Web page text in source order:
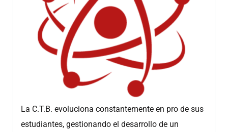
La C.T.B. evoluciona constantemente en pro de sus
estudiantes, gestionando el desarrollo de un